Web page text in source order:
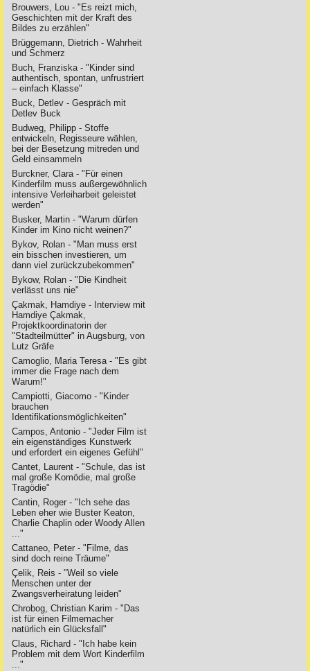
Brouwers, Lou - "Es reizt mich,
Geschichten mit der Kraft des
Bildes zu erzählen"
Brüggemann, Dietrich - Wahrheit
und Schmerz
Buch, Franziska - "Kinder sind
authentisch, spontan, unfrustriert
– einfach Klasse"
Buck, Detlev - Gespräch mit
Detlev Buck
Budweg, Philipp - Stoffe
entwickeln, Regisseure wählen,
bei der Besetzung mitreden und
Geld einsammeln
Burckner, Clara - "Für einen
Kinderfilm muss außergewöhnlich
intensive Verleiharbeit geleistet
werden"
Busker, Martin - "Warum dürfen
Kinder im Kino nicht weinen?"
Bykov, Rolan - "Man muss erst
ein bisschen investieren, um
dann viel zurückzubekommen"
Bykow, Rolan - "Die Kindheit
verlässt uns nie"
Çakmak, Hamdiye - Interview mit
Hamdiye Çakmak,
Projektkoordinatorin der
"Stadteilmütter" in Augsburg, von
Lutz Gräfe
Camoglio, Maria Teresa - "Es gibt
immer die Frage nach dem
Warum!"
Campiotti, Giacomo - "Kinder
brauchen
Identifikationsmöglichkeiten"
Campos, Antonio - "Jeder Film ist
ein eigenständiges Kunstwerk
und erfordert ein eigenes Gefühl"
Cantet, Laurent - "Schule, das ist
mal große Komödie, mal große
Tragödie"
Cantin, Roger - "Ich sehe das
Leben eher wie Buster Keaton,
Charlie Chaplin oder Woody Allen
..."
Cattaneo, Peter - "Filme, das
sind doch reine Träume"
Çelik, Reis - "Weil so viele
Menschen unter der
Zwangsverheiratung leiden"
Chrobog, Christian Karim - "Das
ist für einen Filmemacher
natürlich ein Glücksfall"
Claus, Richard - "Ich habe kein
Problem mit dem Wort Kinderfilm
..."